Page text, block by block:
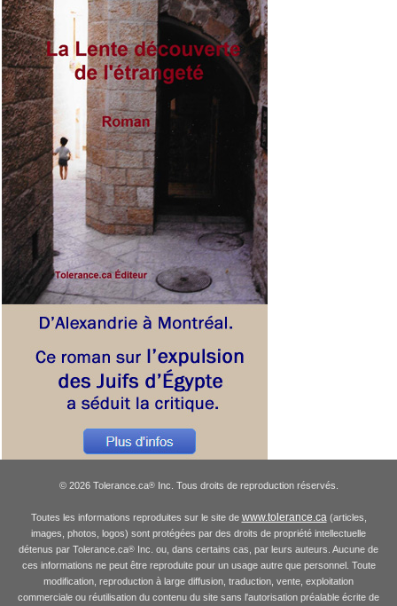
© 2026 Tolerance.ca®Inc. Tous droits de reproduction réservés.
Toutes les informations reproduites sur le site de www.tolerance.ca(articles,
images, photos, logos) sont protégées par des droits de propriété intellectuelle
détenus par Tolerance.ca® Inc. ou, dans certains cas, par leurs auteurs. Aucune de
ces informations ne peut être reproduite pour un usage autre que personnel. Toute
modification, reproduction à large diffusion, traduction, vente, exploitation
commerciale ou réutilisation du contenu du site sans l'autorisation préalable écrite de